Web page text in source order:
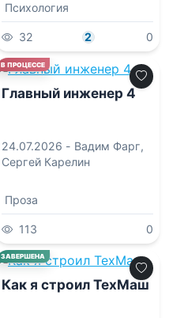
Психология
32 2 0
В ПРОЦЕССЕ
0.0
Главный инженер 4
24.07.2026 - Вадим Фарг,
Сергей Карелин
Проза
113 0
ЗАВЕРШЕНА
10.0
Как я строил ТехМаш